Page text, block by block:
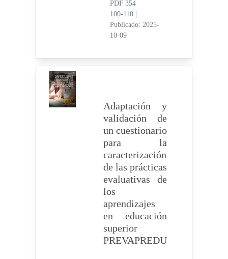
PDF 354
100-110
Publicado: 2025-
10-09
Adaptación y
validación de
un cuestionario
para la
caracterización
de las prácticas
evaluativas de
los
aprendizajes
en educación
superior
PREVAPREDU